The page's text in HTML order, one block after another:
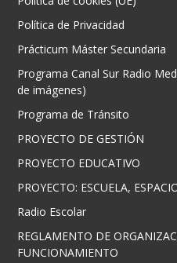
Política de Privacidad
Prácticum Máster Secundaria
Programa Canal Sur Radio
de imágenes)
Programa de Tránsito
PROYECTO DE GESTIÓN
PROYECTO EDUCATIVO
PROYECTO: ESCUELA,
Radio Escolar
REGLAMENTO DE
FUNCIONAMIENTO